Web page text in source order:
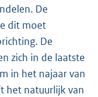
De
dit moet
De
zich in de laatste
in het najaar van
het natuurlijk van